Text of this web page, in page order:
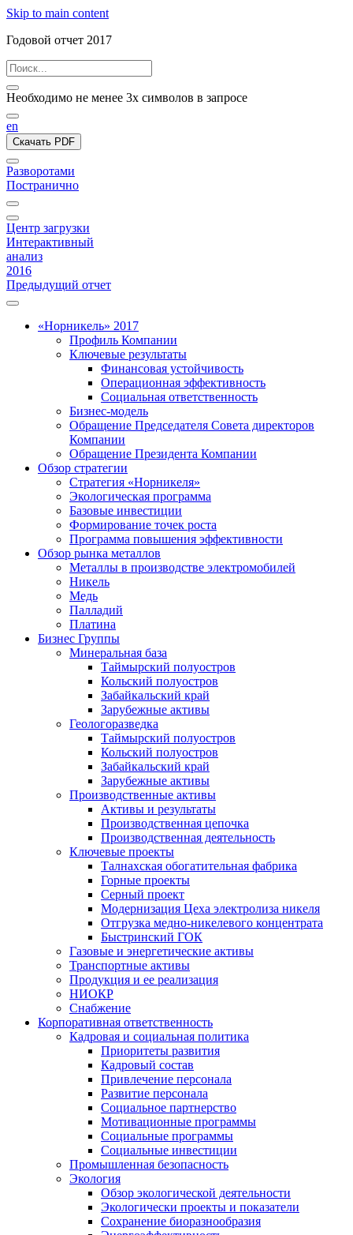
Skip to main content
Годовой отчет 2017
Необходимо не менее 3х символов в запросе
en
Скачать PDF
Разворотами
Постранично
Центр загрузки
Интерактивный
анализ
2016
Предыдущий отчет
«Норникель» 2017
Профиль Компании
Ключевые результаты
Финансовая устойчивость
Операционная эффективность
Социальная ответственность
Бизнес-модель
Обращение Председателя Совета директоров
Компании
Обращение Президента Компании
Обзор стратегии
Стратегия «Норникеля»
Экологическая программа
Базовые инвестиции
Формирование точек роста
Программа повышения эффективности
Обзор рынка металлов
Металлы в производстве электромобилей
Никель
Медь
Палладий
Платина
Бизнес Группы
Минеральная база
Таймырский полуостров
Кольский полуостров
Забайкальский край
Зарубежные активы
Геологоразведка
Таймырский полуостров
Кольский полуостров
Забайкальский край
Зарубежные активы
Производственные активы
Активы и результаты
Производственная цепочка
Производственная деятельность
Ключевые проекты
Талнахская обогатительная фабрика
Горные проекты
Серный проект
Модернизация Цеха электролиза никеля
Отгрузка медно-никелевого концентрата
Быстринский ГОК
Газовые и энергетические активы
Транспортные активы
Продукция и ее реализация
НИОКР
Снабжение
Корпоративная ответственность
Кадровая и социальная политика
Приоритеты развития
Кадровый состав
Привлечение персонала
Развитие персонала
Социальное партнерство
Мотивационные программы
Социальные программы
Социальные инвестиции
Промышленная безопасность
Экология
Обзор экологической деятельности
Экологически проекты и показатели
Сохранение биоразнообразия